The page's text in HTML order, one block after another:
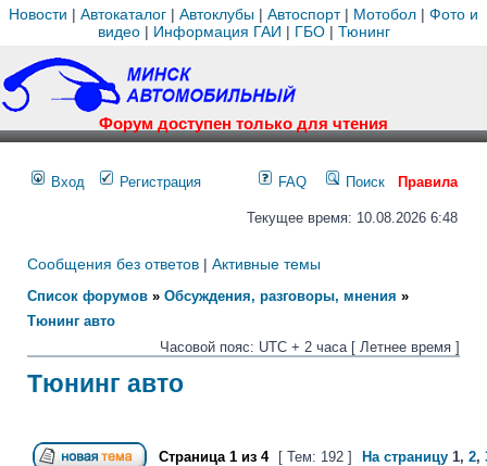
Новости | Автокаталог | Автоклубы | Автоспорт| Мотобол | Фото и
видео| Информация ГАИ | ГБО| Тюнинг
Форум доступен только для чтения
Вход Регистрация FAQ Поиск Правила
Текущее время: 10.08.2026 6:48
Сообщения без ответов | Активные темы
Список форумов » Обсуждения, разговоры, мнения »
Тюнинг авто
Часовой пояс: UTC + 2 часа [ Летнее время ]
Тюнинг авто
Страница 1 из 4 [ Тем: 192 ] На страницу 1, 2,